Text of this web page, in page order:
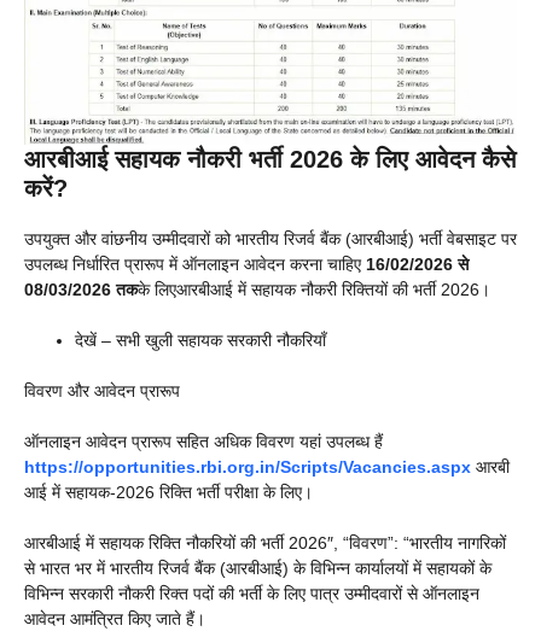
आरबीआई सहायक नौकरी भर्ती 2026 के लिए आवेदन कैसे
करें?
उपयुक्त और वांछनीय उम्मीदवारों को भारतीय रिजर्व बैंक (आरबीआई) भर्ती वेबसाइट पर
उपलब्ध निर्धारित प्रारूप में ऑनलाइन आवेदन करना चाहिए 16/02/2026 से
08/03/2026 तकके लिएआरबीआई में सहायक नौकरी रिक्तियों की भर्ती 2026।
देखें – सभी खुली सहायक सरकारी नौकरियाँ
विवरण और आवेदन प्रारूप
ऑनलाइन आवेदन प्रारूप सहित अधिक विवरण यहां उपलब्ध हैं
https://opportunities.rbi.org.in/Scripts/Vacancies.aspx आरबी
आई में सहायक-2026 रिक्ति भर्ती परीक्षा के लिए।
आरबीआई में सहायक रिक्ति नौकरियों की भर्ती 2026″, “विवरण”: “भारतीय नागरिकों
से भारत भर में भारतीय रिजर्व बैंक (आरबीआई) के विभिन्न कार्यालयों में सहायकों के
विभिन्न सरकारी नौकरी रिक्त पदों की भर्ती के लिए पात्र उम्मीदवारों से ऑनलाइन
आवेदन आमंत्रित किए जाते हैं।